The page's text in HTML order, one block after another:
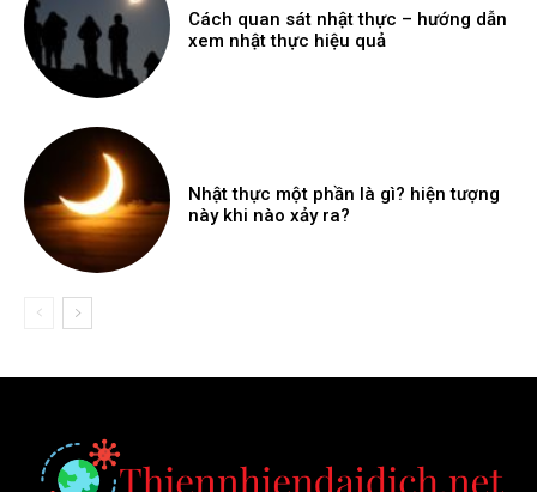
Cách quan sát nhật thực – hướng dẫn
xem nhật thực hiệu quả
Nhật thực một phần là gì? hiện tượng
này khi nào xảy ra?